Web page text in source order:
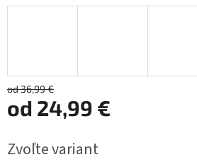
od 36,99 €
od 24,99 €
cena:
Zvoľte variant